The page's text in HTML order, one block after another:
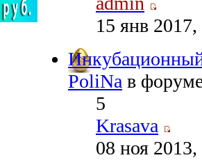
15 янв
PoliNa в
5
Krasava
08 ноя